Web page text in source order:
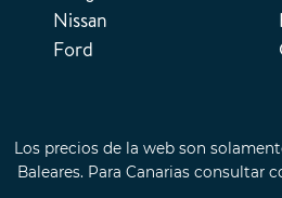
Nissan
Ford
Los precios de la web son
Baleares. Para Canarias consultar